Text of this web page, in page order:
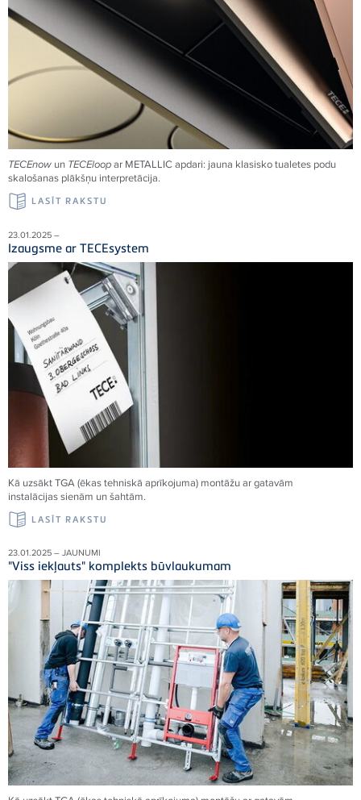
TECEnow un TECEloopar METALLIC apdari: jauna klasisko tualetes podu
skalošanas plākšņu interpretācija.
LASĪT RAKSTU
23.01.2025 –
Izaugsme ar TECEsystem
Kā uzsākt TGA (ēkas tehniskā aprīkojuma) montāžu ar gatavām
instalācijas sienām un šahtām.
LASĪT RAKSTU
23.01.2025 – JAUNUMI
"Viss iekļauts" komplekts būvlaukumam